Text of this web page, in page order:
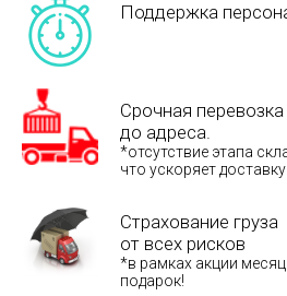
Поддержка
Срочная
до адреса.
*отсутствие этапа
что ускоряет доставку
Страхование груза
от всех рисков
*в рамках акции
подарок!